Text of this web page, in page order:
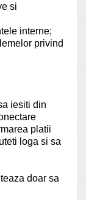
si
interne;
privind
iesiti din
platii
loga si sa
doar sa